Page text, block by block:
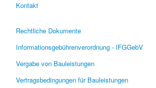
Kontakt
Rechtliche Dokumente
Informationsgebührenverordnung - IFGGebV
Vergabe von Bauleistungen
Vertragsbedingungen für Bauleistungen